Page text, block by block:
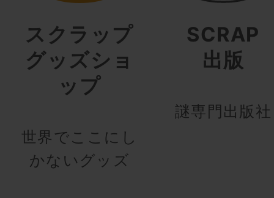
スクラップ
グッズショ
ップ
世界でここにし
かないグッズ
SCRAP
出版
謎専門出版社